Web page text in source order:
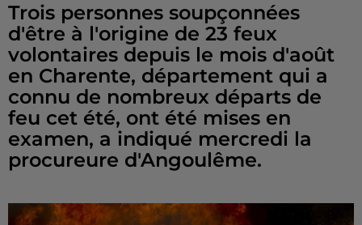
Trois personnes soupçonnées
d'être à l'origine de 23 feux
volontaires depuis le mois d'août
en Charente, département qui a
connu de nombreux départs de
feu cet été, ont été mises en
examen, a indiqué mercredi la
procureure d'Angoulême.